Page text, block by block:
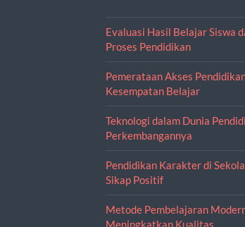
Evaluasi Hasil Belajar Siswa
Proses Pendidikan
Pemerataan Akses
Kesempatan Belajar
Teknologi dalam Dunia
Perkembangannya
Pendidikan Karakter di
Sikap Positif
Metode Pembelajaran
Meningkatkan Kualitas